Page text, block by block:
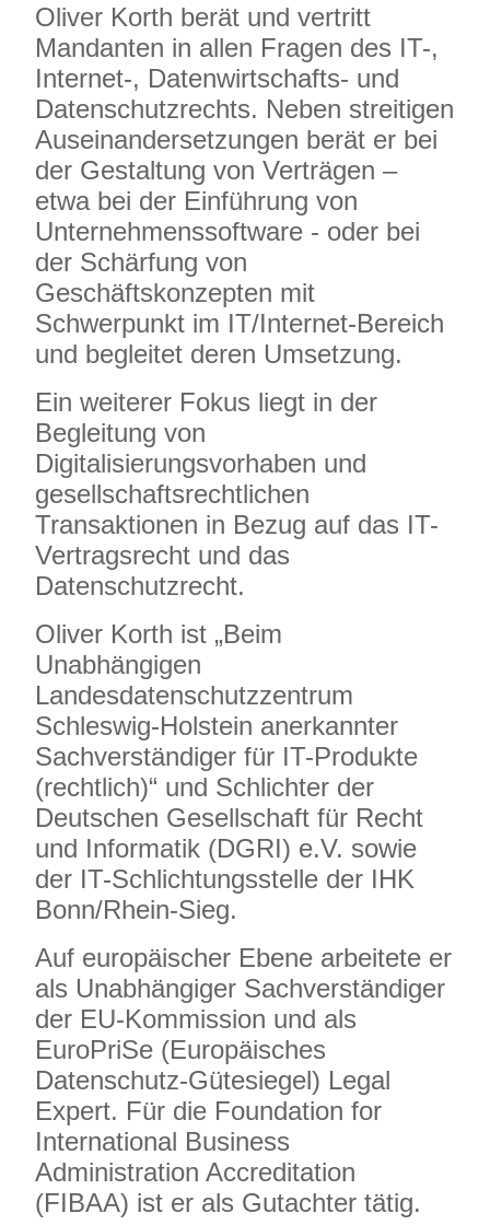
Oliver Korth berät und vertritt
Mandanten in allen Fragen des IT-,
Internet-, Datenwirtschafts- und
Datenschutzrechts. Neben streitigen
Auseinandersetzungen berät er bei
der Gestaltung von Verträgen –
etwa bei der Einführung von
Unternehmenssoftware - oder bei
der Schärfung von
Geschäftskonzepten mit
Schwerpunkt im IT/Internet-Bereich
und begleitet deren Umsetzung.
Ein weiterer Fokus liegt in der
Begleitung von
Digitalisierungsvorhaben und
gesellschaftsrechtlichen
Transaktionen in Bezug auf das IT-
Vertragsrecht und das
Datenschutzrecht.
Oliver Korth ist „Beim
Unabhängigen
Landesdatenschutzzentrum
Schleswig-Holstein anerkannter
Sachverständiger für IT-Produkte
(rechtlich)“ und Schlichter der
Deutschen Gesellschaft für Recht
und Informatik (DGRI) e.V. sowie
der IT-Schlichtungsstelle der IHK
Bonn/Rhein-Sieg.
Auf europäischer Ebene arbeitete er
als Unabhängiger Sachverständiger
der EU-Kommission und als
EuroPriSe (Europäisches
Datenschutz-Gütesiegel) Legal
Expert. Für die Foundation for
International Business
Administration Accreditation
(FIBAA) ist er als Gutachter tätig.